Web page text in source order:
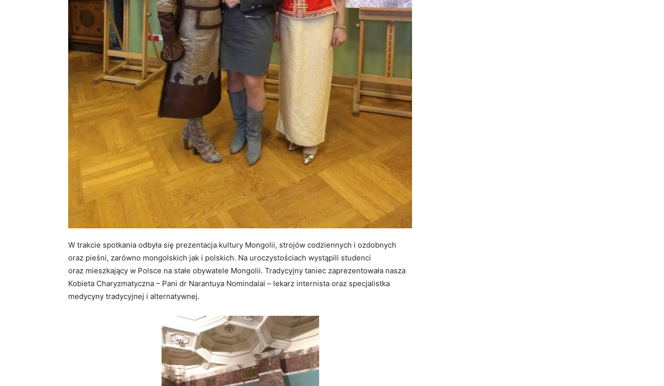
W trakcie spotkania odbyła się prezentacja kultury Mongolii, strojów codziennych i ozdobnych
oraz pieśni, zarówno mongolskich jak i polskich. Na uroczystościach wystąpili studenci
oraz mieszkający w Polsce na stałe obywatele Mongolii. Tradycyjny taniec zaprezentowała nasza
Kobieta Charyzmatyczna – Pani dr Narantuya Nomindalai – lekarz internista oraz specjalistka
medycyny tradycyjnej i alternatywnej.